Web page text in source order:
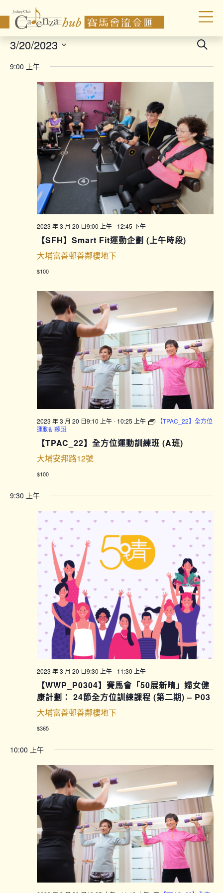
Search
3/20/2023
date.
9:00 上午
2023 年 3 月 20 日9:00 上午- 12:45 下午
【SFH】Smart Fit運動企劃 (上午時段)
大埔富善邨善鄰樓地下
$100
2023 年 3 月 20 日9:10 上午- 10:25 上午
【TPAC_22】全方位
運動訓練班
【TPAC_22】全方位運動訓練班 (A班)
大埔安邦路12號
$100
9:30 上午
2023 年 3 月 20 日9:30 上午- 11:30 上午
【WWP_P0304】賽馬會「50展新晴」婦女健
康計劃： 24節全方位訓練課程 (第二期) – P03
大埔富善邨善鄰樓地下
$365
10:00 上午